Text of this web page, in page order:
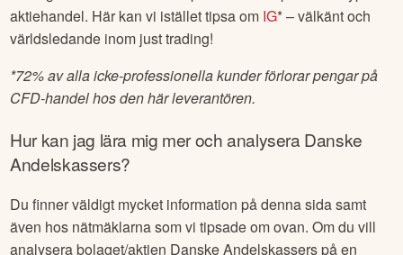
Om du istället är intresserad av att börja handla mer aktivt
med aktien (trading) finns det istället så kallade
aktiehandel. Här kan vi istället tipsa omIG* – välkänt och
världsledande inom just trading!
*72% av alla icke-professionella kunder förlorar pengar på
CFD-handel hos den här leverantören.
Hur kan jag lära mig mer och analyseraDanske
Andelskassers?